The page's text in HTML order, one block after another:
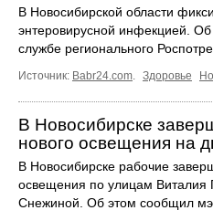
В Новосибирской области
энтеровирусной инфекцией.
службе регионального
Источник: Babr24.com Здоровье
В Новосибирске
нового освещения на
В Новосибирске рабочие
освещения по улицам Виталия
Снежиной. Об этом сообщил